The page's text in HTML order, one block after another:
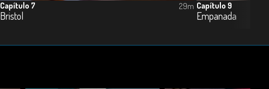
Capítulo 7
Bristol
29m Capítulo 9
Empanada